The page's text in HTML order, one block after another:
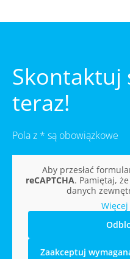
Skontaktuj
teraz!
Pola z * są obowiązkowe
Aby przesłać
reCAPTCHA. Pamiętaj,
danych
Zaakceptuj